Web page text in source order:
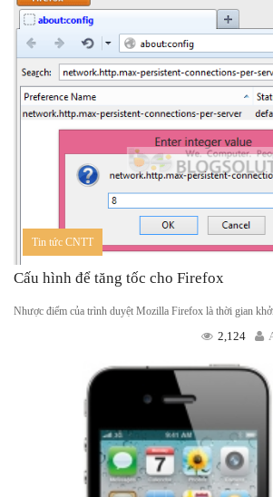
Tin tức CNTT
Cấu hình để tăng tốc cho Firefox
Nhược điểm của trình duyệt Mozilla Firefox là thời gian khởi
2,124